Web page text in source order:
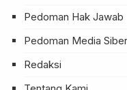
Pedoman Hak Jawab
Pedoman Media Siber
Redaksi